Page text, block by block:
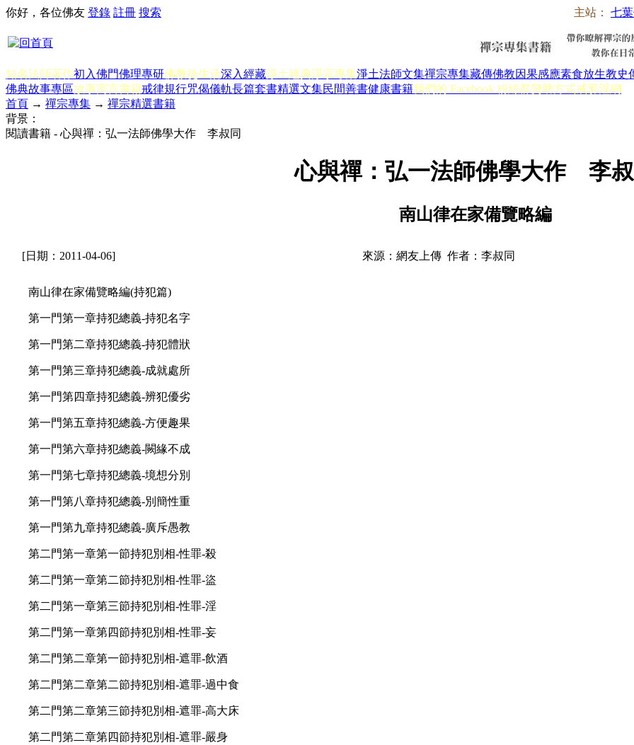
主站： 七
你好，各位佛友 登錄 註冊 搜索
知名法師著作初入佛門佛理專研佛教徒生活深入經藏淨土經典淨宗專集淨土法師文集禪宗專集藏傳佛教因果感應素食放生教史
佛典故事專區故事寓言書籍戒律規行咒偈儀軌長篇套書精選文集民間善書健康書籍我們的 Facebook 粉絲群贊助方式戒邪淫網
首頁 → 禪宗專集 → 禪宗精選書籍
背景：
閱讀書籍 - 心與禪：弘一法師佛學大作 李叔同
心與禪：弘一法師佛學大作 李
南山律在家備覽略編
[日期：2011-04-06] 來源：網友上傳 作者：李叔同
南山律在家備覽略編(持犯篇)
第一門第一章持犯總義-持犯名字
第一門第二章持犯總義-持犯體狀
第一門第三章持犯總義-成就處所
第一門第四章持犯總義-辨犯優劣
第一門第五章持犯總義-方便趣果
第一門第六章持犯總義-闕緣不成
第一門第七章持犯總義-境想分別
第一門第八章持犯總義-別簡性重
第一門第九章持犯總義-廣斥愚教
第二門第一章第一節持犯別相-性罪-殺
第二門第一章第二節持犯別相-性罪-盜
第二門第一章第三節持犯別相-性罪-淫
第二門第一章第四節持犯別相-性罪-妄
第二門第二章第一節持犯別相-遮罪-飲酒
第二門第二章第二節持犯別相-遮罪-過中食
第二門第二章第三節持犯別相-遮罪-高大床
第二門第二章第四節持犯別相-遮罪-嚴身